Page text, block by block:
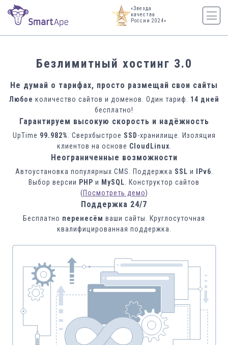
«Звезда
качества
России 2024»
Безлимитный хостинг 3.0
Не думай о тарифах, просто размещай свои сайты
Любое количество сайтов и доменов. Один тариф. 14 дней
бесплатно!
Гарантируем высокую скорость и надёжность
UpTime 99.982% . Сверхбыстрое SSD-хранилище. Изоляция
клиентов на основе CloudLinux
Неограниченные возможности
Автоустановка популярных CMS. Поддержка SSL и IPv6
Выбор версии PHP и MySQL
Конструктор сайтов
(Посмотреть демо)
Поддержка 24/7
Бесплатно перенесём ваши сайты. Круглосуточная
квалифицированная поддержка.